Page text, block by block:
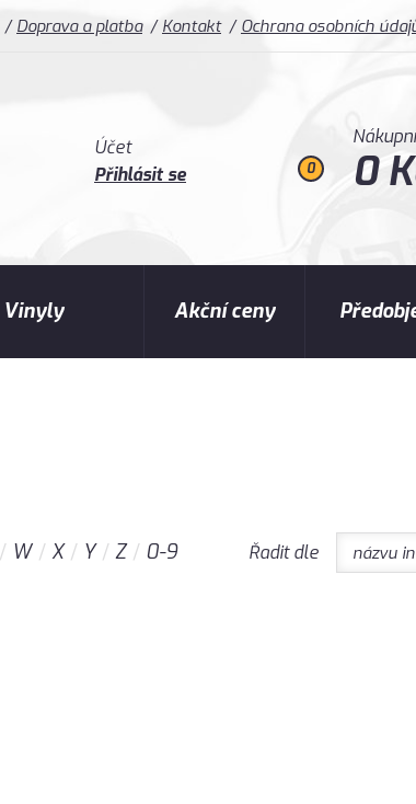
Doprava a platba Kontakt Ochrana osobních
Účet
Přihlásit se
0 0
Vinyly Akční ceny
W X Y Z 0-9 Řadit dle